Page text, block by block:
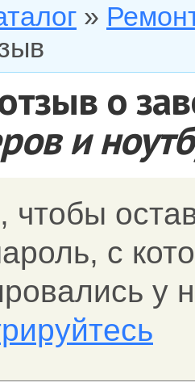
»
о
и
чтобы
c
у